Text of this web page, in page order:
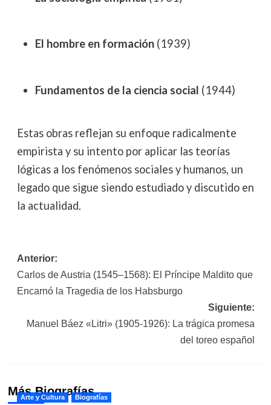
El hombre en formación(1939)
Fundamentos de la ciencia social (1944)
Estas obras reflejan su enfoque radicalmente
empirista y su intento por aplicar las teorías
lógicas a los fenómenos sociales y humanos, un
legado que sigue siendo estudiado y discutido en
la actualidad.
Navegación
de
entradas
Anterior:
Carlos de Austria (1545–1568): El Príncipe Maldito que
Encarnó la Tragedia de los Habsburgo
Siguiente:
Manuel Báez «Litri» (1905-1926): La trágica promesa
del toreo español
Más Biografías
Arte y Cultura Biografías